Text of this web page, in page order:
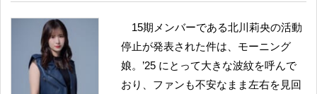
15期メンバーである北川莉央の活動
停止が発表された件は、モーニング
娘。’25 にとって大きな波紋を呼んで
おり、ファンも不安なまま左右を見回